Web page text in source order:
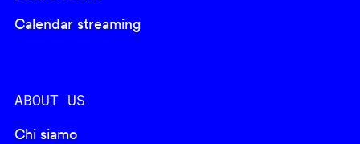
Calendar streaming
ABOUT US
Chi siamo